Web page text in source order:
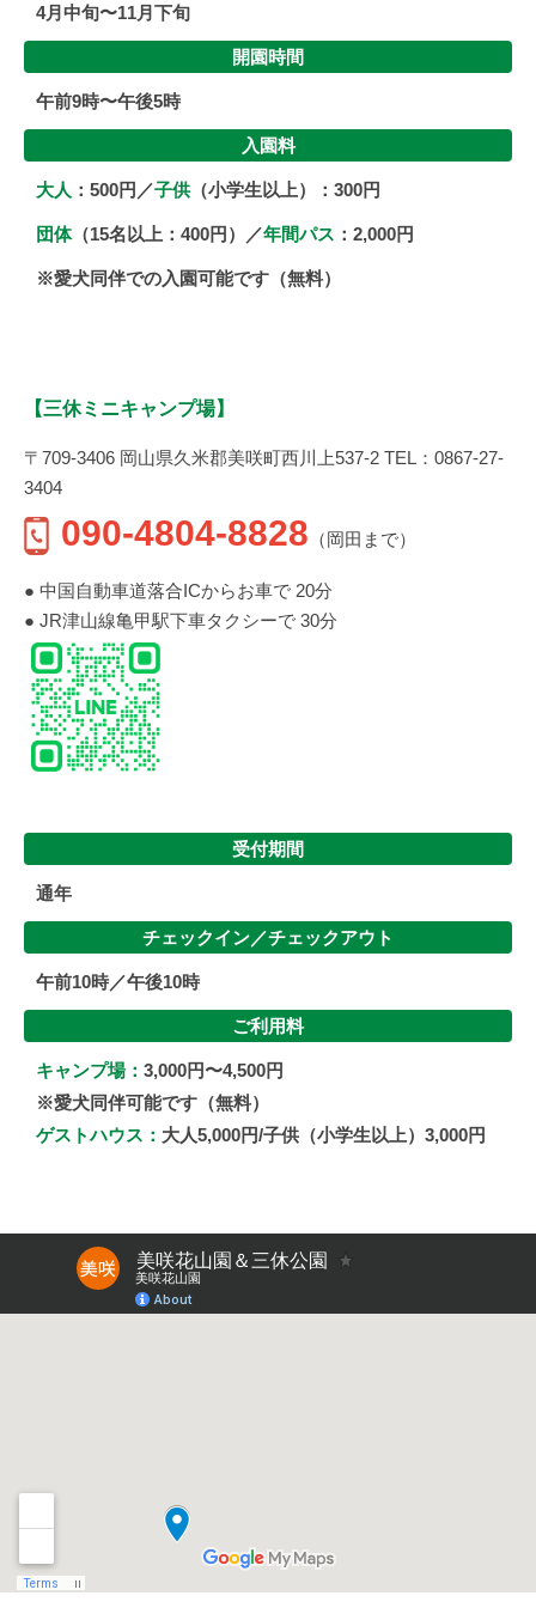
4月中旬〜11月下旬
開園時間
午前9時〜午後5時
入園料
大人 ：500円／子供（小学生以上）：300円
団体（15名以上：400円）／年間パス ：2,000円
※愛犬同伴での入園可能です（無料）
【三休ミニキャンプ場】
〒709-3406 岡山県久米郡美咲町西川上537-2 TEL：0867-27-
3404
090-4804-8828 （岡田まで）
● 中国自動車道落合ICからお車で 20分
● JR津山線亀甲駅下車タクシーで 30分
受付期間
通年
チェックイン／チェックアウト
午前10時／午後10時
ご利用料
キャンプ場： 3,000円〜4,500円
※愛犬同伴可能です（無料）
ゲストハウス： 大人5,000円/子供（小学生以上）3,000円